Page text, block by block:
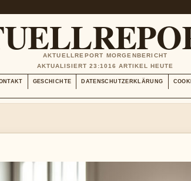
AKTUELLREPORT MORGENBERICHT
AKTUALISIERT 23:1016 ARTIKEL HEUTE
GESCHICHTE DATENSCHUTZERKLÄRUNG